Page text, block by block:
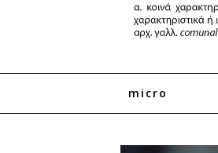
micro